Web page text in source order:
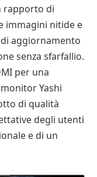
rapporto di
immagini nitide e
aggiornamento
senza sfarfallio.
per una
Yashi
di qualità
degli utenti
e di un